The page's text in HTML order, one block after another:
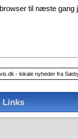
til næste gang
- lokale nyheder fra
Links